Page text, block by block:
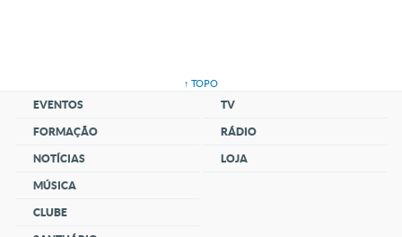
↑ TOPO
EVENTOS
FORMAÇÃO
NOTÍCIAS
MÚSICA
CLUBE
TV
RÁDIO
LOJA